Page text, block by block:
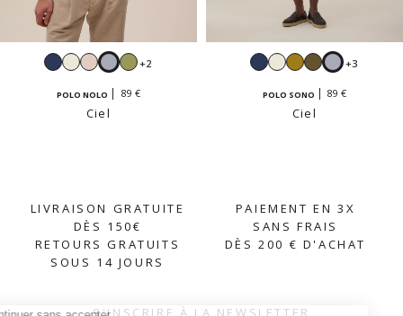
NavyBlancBeigeCielSauge
+2
POLO NOLO 89 €
Ciel
NavyBlancTapenade
KakiCiel
+3
POLO SONO 89 €
Ciel
LIVRAISON GRATUITE
DÈS 150€
RETOURS GRATUITS
SOUS 14 JOURS
PAIEMENT EN 3X
SANS FRAIS
DÈS 200 € D'ACHAT
S'INSCRIRE À LA NEWSLETTER